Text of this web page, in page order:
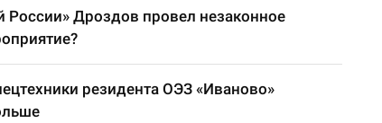
России» Дроздов провел незаконное
резидента ОЭЗ «Иваново»